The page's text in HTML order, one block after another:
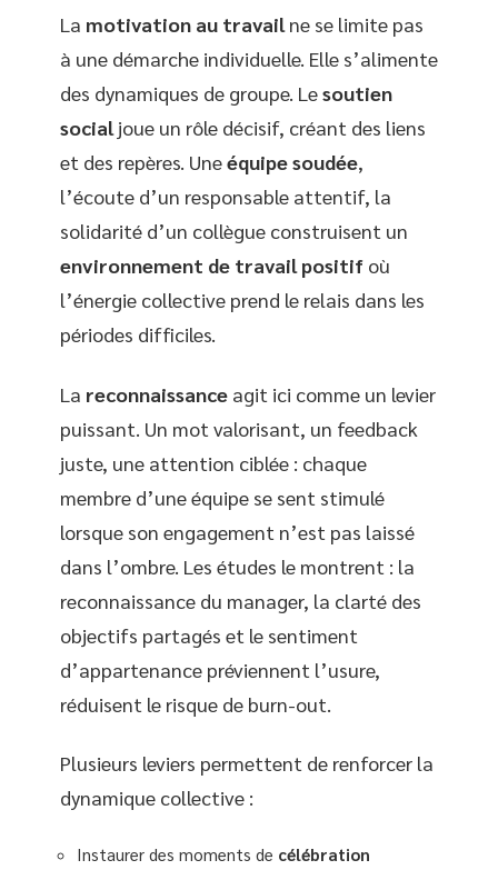
La motivation au travailne se limite pas
à une démarche individuelle. Elle s’alimente
des dynamiques de groupe. Lesoutien
socialjoue un rôle décisif, créant des liens
et des repères. Uneéquipe soudée,
l’écoute d’un responsable attentif, la
solidarité d’un collègue construisent un
environnement de travail positif où
l’énergie collective prend le relais dans les
périodes difficiles.
La reconnaissance agit ici comme un levier
puissant. Un mot valorisant, un feedback
juste, une attention ciblée : chaque
membre d’une équipe se sent stimulé
lorsque son engagement n’est pas laissé
dans l’ombre. Les études le montrent : la
reconnaissance du manager, la clarté des
objectifs partagés et le sentiment
d’appartenance préviennent l’usure,
réduisent le risque de burn-out.
Plusieurs leviers permettent de renforcer la
dynamique collective :
Instaurer des moments de célébration